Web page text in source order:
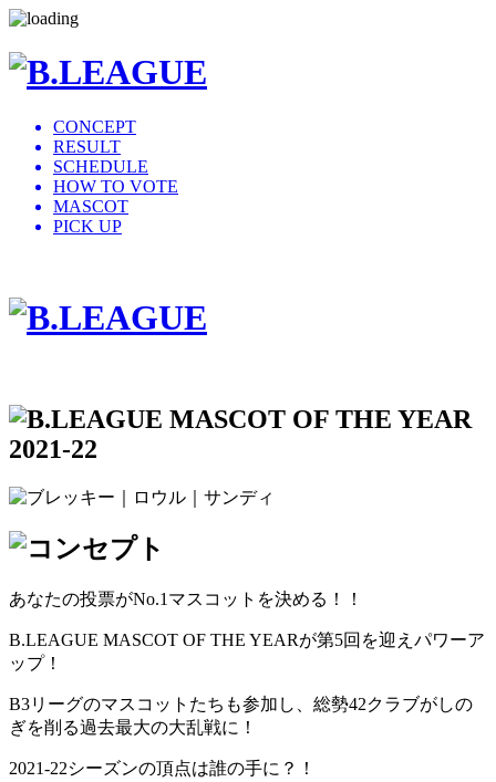
CONCEPT
RESULT
SCHEDULE
HOW TO VOTE
MASCOT
PICK UP
あなたの投票がNo.1マスコットを決める！！
B.LEAGUE MASCOT OF THE YEARが第5回を迎えパワーア
ップ！
B3リーグのマスコットたちも参加し、総勢42クラブがしの
ぎを削る過去最大の大乱戦に！
2021-22シーズンの頂点は誰の手に？！